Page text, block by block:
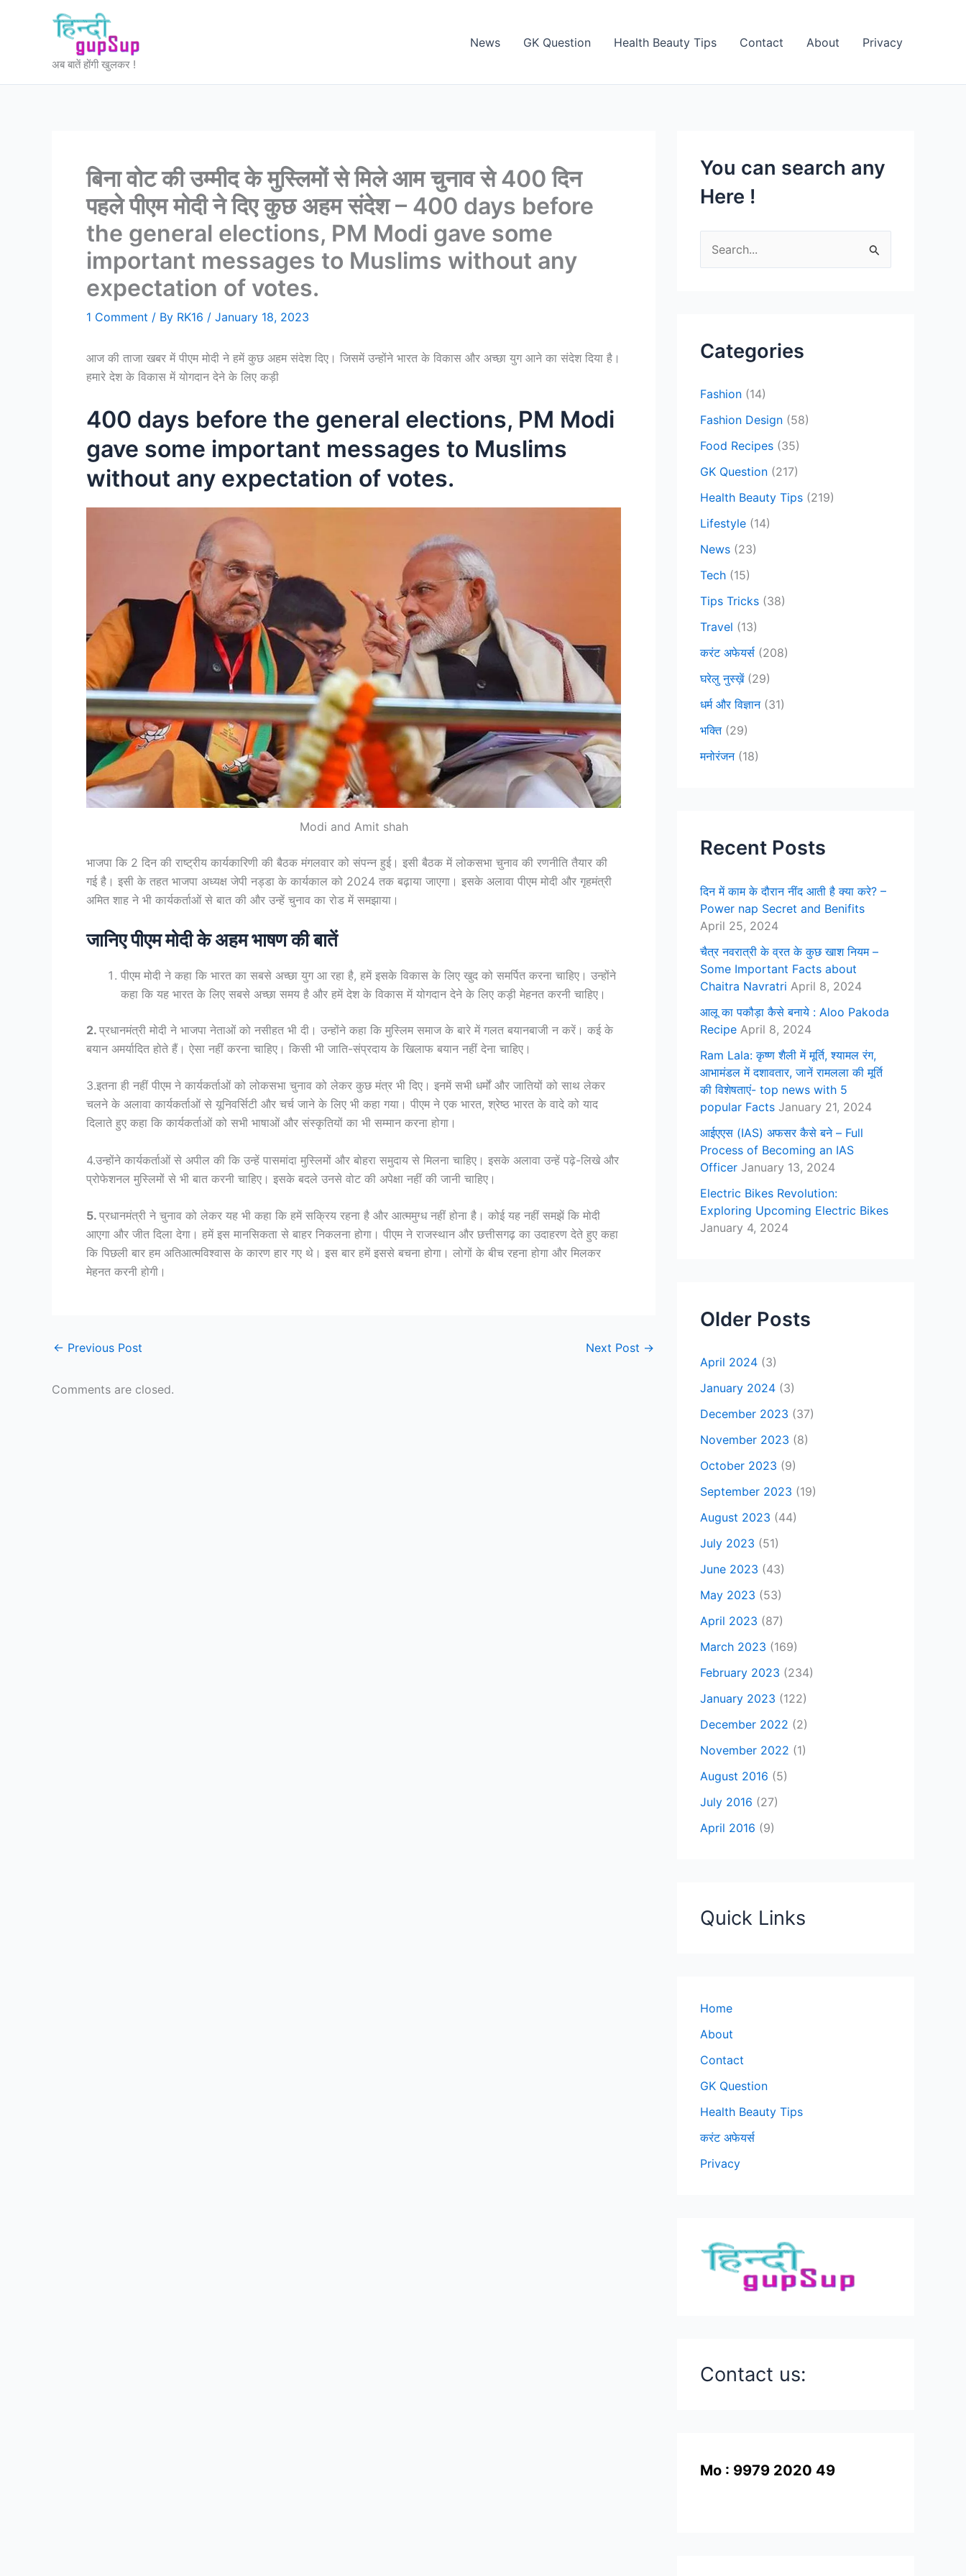
अब बातें होंगी खुलकर !
News GK Question Health Beauty Tips Contact About Privacy
बिना वोट की उम्मीद के मुस्लिमों से मिले आम चुनाव से 400 दिन
पहले पीएम मोदी ने दिए कुछ अहम संदेश – 400 days before
the general elections, PM Modi gave some
important messages to Muslims without any
expectation of votes.
1 Comment / By RK16 / January 18, 2023
आज की ताजा खबर में पीएम मोदी ने हमें कुछ अहम संदेश दिए। जिसमें उन्होंने भारत के विकास और अच्छा युग आने का संदेश दिया है।
हमारे देश के विकास में योगदान देने के लिए कड़ी
400 days before the general elections, PM Modi
gave some important messages to Muslims
without any expectation of votes.
Modi and Amit shah
भाजपा कि 2 दिन की राष्ट्रीय कार्यकारिणी की बैठक मंगलवार को संपन्न हुई। इसी बैठक में लोकसभा चुनाव की रणनीति तैयार की
गई है। इसी के तहत भाजपा अध्यक्ष जेपी नड्डा के कार्यकाल को 2024 तक बढ़ाया जाएगा। इसके अलावा पीएम मोदी और गृहमंत्री
अमित शाह ने भी कार्यकर्ताओं से बात की और उन्हें चुनाव का रोड में समझाया।
जानिए पीएम मोदी के अहम भाषण की बातें
पीएम मोदी ने कहा कि भारत का सबसे अच्छा युग आ रहा है, हमें इसके विकास के लिए खुद को समर्पित करना चाहिए। उन्होंने
कहा कि यह भारत के लिए सबसे अच्छा समय है और हमें देश के विकास में योगदान देने के लिए कड़ी मेहनत करनी चाहिए।
2. प्रधानमंत्री मोदी ने भाजपा नेताओं को नसीहत भी दी। उन्होंने कहा कि मुस्लिम समाज के बारे में गलत बयानबाजी न करें। कई के
बयान अमर्यादित होते हैं। ऐसा नहीं करना चाहिए। किसी भी जाति-संप्रदाय के खिलाफ बयान नहीं देना चाहिए।
3.इतना ही नहीं पीएम ने कार्यकर्ताओं को लोकसभा चुनाव को लेकर कुछ मंत्र भी दिए। इनमें सभी धर्मों और जातियों को साथ लेकर
चलने के अलावा कार्यकर्ताओं से यूनिवर्सिटी और चर्च जाने के लिए भी कहा गया। पीएम ने एक भारत, श्रेष्ठ भारत के वादे को याद
दिलाते हुए कहा कि कार्यकर्ताओं को सभी भाषाओं और संस्कृतियों का भी सम्मान करना होगा।
4.उन्होंने कार्यकर्ताओं से अपील की कि उन्हें पासमांदा मुस्लिमों और बोहरा समुदाय से मिलना चाहिए। इसके अलावा उन्हें पढ़े-लिखे और
प्रोफेशनल मुस्लिमों से भी बात करनी चाहिए। इसके बदले उनसे वोट की अपेक्षा नहीं की जानी चाहिए।
5. प्रधानमंत्री ने चुनाव को लेकर यह भी कहा कि हमें सक्रिय रहना है और आत्ममुग्ध नहीं होना है। कोई यह नहीं समझें कि मोदी
आएगा और जीत दिला देगा। हमें इस मानसिकता से बाहर निकलना होगा। पीएम ने राजस्थान और छत्तीसगढ़ का उदाहरण देते हुए कहा
कि पिछली बार हम अतिआत्मविश्वास के कारण हार गए थे। इस बार हमें इससे बचना होगा। लोगों के बीच रहना होगा और मिलकर
मेहनत करनी होगी।
← Previous Post Next Post →
Comments are closed.
You can search any
Here !
e
h
o
r
:
Categories
Fashion (14)
Fashion Design (58)
Food Recipes (35)
GK Question (217)
Health Beauty Tips (219)
Lifestyle (14)
News (23)
Tech (15)
Tips Tricks (38)
Travel (13)
करंट अफेयर्स (208)
घरेलु नुस्ख़ें(29)
धर्म और विज्ञान(31)
भक्ति(29)
मनोरंजन(18)
Recent Posts
दिन में काम के दौरान नींद आती है क्या करे? –
Power nap Secret and Benifits
April 25, 2024
चैत्र नवरात्री के व्रत के कुछ खाश नियम –
Some Important Facts about
Chaitra Navratri April 8, 2024
आलू का पकौड़ा कैसे बनाये : Aloo Pakoda
Recipe April 8, 2024
Ram Lala: कृष्ण शैली में मूर्ति, श्यामल रंग,
आभामंडल में दशावतार, जानें रामलला की मूर्ति
की विशेषताएं- top news with 5
popular Facts January 21, 2024
आईएएस (IAS) अफसर कैसे बने – Full
Process of Becoming an IAS
Officer January 13, 2024
Electric Bikes Revolution:
Exploring Upcoming Electric Bikes
January 4, 2024
Older Posts
April 2024 (3)
January 2024 (3)
December 2023 (37)
November 2023 (8)
October 2023 (9)
September 2023 (19)
August 2023 (44)
July 2023 (51)
June 2023 (43)
May 2023 (53)
April 2023 (87)
March 2023 (169)
February 2023 (234)
January 2023 (122)
December 2022 (2)
November 2022 (1)
August 2016 (5)
July 2016 (27)
April 2016 (9)
Quick Links
Home
About
Contact
GK Question
Health Beauty Tips
करंट अफेयर्स
Privacy
Contact us:
Mo : 9979 2020 49